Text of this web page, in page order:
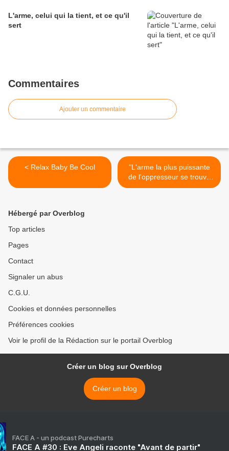
L'arme, celui qui la tient, et ce qu'il
sert
Commentaires
Ajouter un commentaire
< Relax Baby Be Cool
"L'arme la plus puissante
de l'oppresseur se trouve
dans l'esprit de l'opprimé." -
Hébergé par Overblog
Top articles
Pages
Contact
Signaler un abus
C.G.U.
Cookies et données personnelles
Préférences cookies
Voir le profil de la Rédaction sur le portail Overblog
Créer un blog sur Overblog
Créer un blog
FACE A - un podcast Purecharts
FACE A #30 : Eve Angeli raconte "Avant de partir"